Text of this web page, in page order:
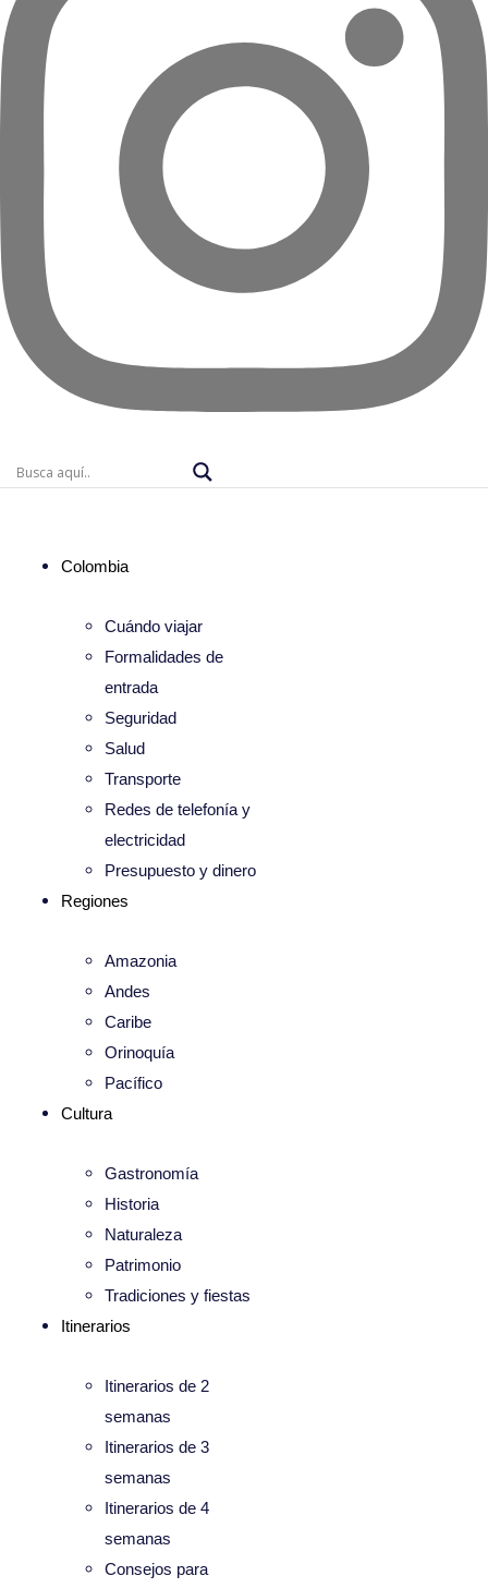
Colombia
Cuándo viajar
Formalidades de
entrada
Seguridad
Salud
Transporte
Redes de telefonía y
electricidad
Presupuesto y dinero
Regiones
Amazonia
Andes
Caribe
Orinoquía
Pacífico
Cultura
Gastronomía
Historia
Naturaleza
Patrimonio
Tradiciones y fiestas
Itinerarios
Itinerarios de 2
semanas
Itinerarios de 3
semanas
Itinerarios de 4
semanas
Consejos para